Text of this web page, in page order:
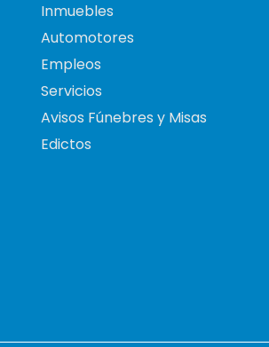
Inmuebles
Automotores
Empleos
Servicios
Avisos Fúnebres y Misas
Edictos